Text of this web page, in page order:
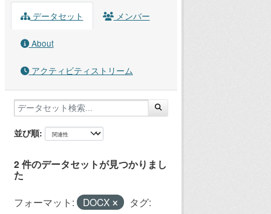
データセット メンバー
About
アクティビティストリーム
並び順
2 件のデータセットが見つかりまし
た
フォーマット: DOCX
タグ: